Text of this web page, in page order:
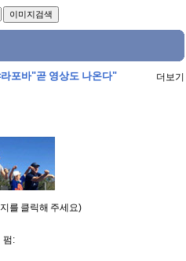
포바"곧 영상도 나온다" 더보기
를 클릭해 주세요)
펌: